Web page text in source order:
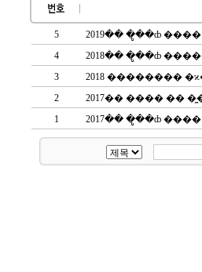
5
2019�� �ູ��ȸ
4
2018�� �ູ��ȸ
3
2018 ��������
2
2017�� ���� ��
1
2017�� �ູ��ȸ